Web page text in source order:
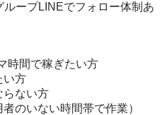
ープLINEでフォロー体制あ
時間で稼ぎたい方
い方
らない方
のいない時間帯で作業）